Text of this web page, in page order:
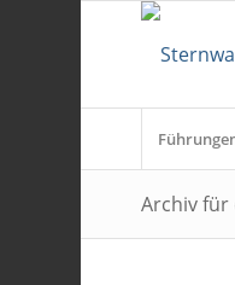
Archiv für